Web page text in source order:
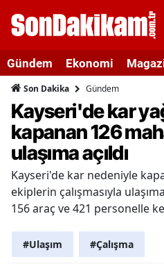
Gündem Ekonomi
Son Dakika Gündem
Kayseri'de kar
kapanan 126
ulaşıma açıldı
Kayseri'de kar nedeniyle
ekiplerin çalışmasıyla
156 araç ve 421 personelle
#Ulaşım #Çalışma